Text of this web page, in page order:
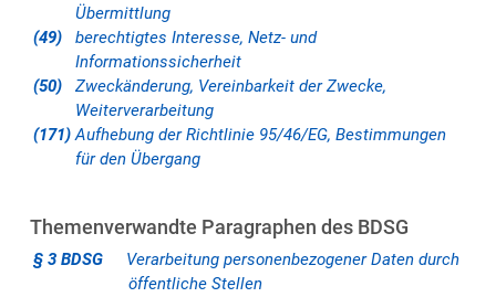
Übermittlung
(49)
berechtigtes Interesse, Netz- und
Informationssicherheit
(50)
Zweckänderung, Vereinbarkeit der Zwecke,
Weiterverarbeitung
(171)Aufhebung der Richtlinie 95/46/EG, Bestimmungen
für den Übergang
Themenverwandte Paragraphen des BDSG
§ 3 BDSG
Verarbeitung personenbezogener Daten durch
öffentliche Stellen